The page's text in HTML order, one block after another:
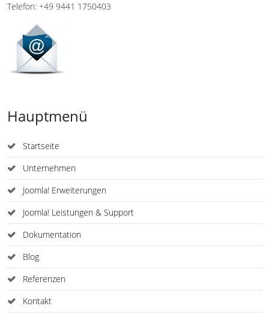
Telefon: +49 9441 1750403
Hauptmenü
Startseite
Unternehmen
Joomla! Erweiterungen
Joomla! Leistungen & Support
Dokumentation
Blog
Referenzen
Kontakt